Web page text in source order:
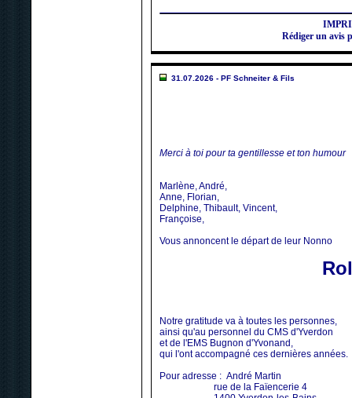
Rédiger un avis
31.07.2026 - PF Schneiter & Fils
Merci à toi pour ta gentillesse et ton humour
Marlène, André,
Anne, Florian,
Delphine, Thibault, Vincent,
Françoise,
Vous annoncent le départ de leur Nonno
Notre gratitude va à toutes les personnes,
ainsi qu'au personnel du CMS d'Yverdon
et de l'EMS Bugnon d'Yvonand,
qui l'ont accompagné ces dernières années.
Pour adresse : André Martin
rue de la Faïencerie 4